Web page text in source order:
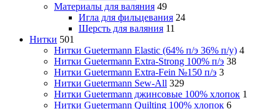
Материалы для валяния 49
Игла для фильцевания 24
Шерсть для валяния 11
Нитки 501
Нитки Guetermann Elastic (64% п/э 36% п/у) 4
Нитки Guetermann Extra-Strong 100% п/э 38
Нитки Guetermann Extra-Fein №150 п/э 3
Нитки Guetermann Sew-All 329
Нитки Guetermann джинсовые 100% хлопок 1
Нитки Guetermann Quilting 100% хлопок 6